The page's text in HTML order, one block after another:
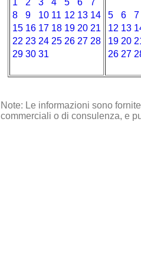
8
9 10 11 12 13 14
15 16 17 18 19 20 21
22 23 24 25 26 27 28
29 30 31
5 6
7
12 13
19 20
26 27
Note: Le informazioni sono
commerciali o di consulenza, e